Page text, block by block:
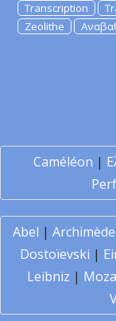
Transcription
Zeolithe
Caméléon |
Abel | Archimède
Dostoïevski |
Leibniz |